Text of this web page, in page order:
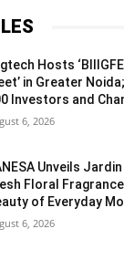
Hosts
in Greater
Investors and
6, 2026
Unveils
Floral
of Everyday
6, 2026